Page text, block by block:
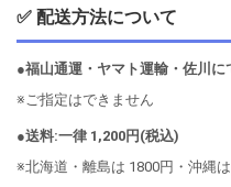
✅ 配送方法について
●福山通運・ヤマト運輸・佐川
※ご指定はできません
●送料:一律 1,200円(税込)
※北海道・離島は 1800円・沖縄